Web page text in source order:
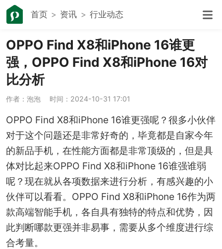
首页 资讯 行业动态
OPPO Find X8和iPhone 16谁更
强，OPPO Find X8和iPhone 16对
比分析
作者：泡泡 时间：2024-10-31 17:01
OPPO Find X8和iPhone 16谁更强呢？很多小伙伴
对于这个问题还是非常好奇的，毕竟都是自家今年
的新品手机，在性能方面都是非常顶级的，但是具
体对比起来OPPO Find X8和iPhone 16谁强谁弱
呢？现在就从各项数据来进行分析，有感兴趣的小
伙伴可以看看。OPPO Find X8和iPhone 16作为两
款高端智能手机，各自具有独特的特点和优势，因
此判断哪款更强并非易事，需要从多个维度进行综
合考量。